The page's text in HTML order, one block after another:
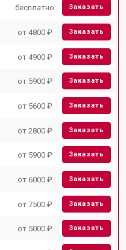
бесплатно Заказать
от 4800 ₽ Заказать
от 4900 ₽ Заказать
от 5900 ₽ Заказать
от 5600 ₽ Заказать
от 2800 ₽ Заказать
от 5900 ₽ Заказать
от 6000 ₽ Заказать
от 7500 ₽ Заказать
от 5000 ₽ Заказать